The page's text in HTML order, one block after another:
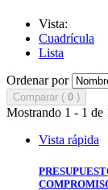
Vista:
Cuadrícula
Lista
Ordenar por
Comparar ( 0 )
Mostrando 1 - 1 de
Vista rápida